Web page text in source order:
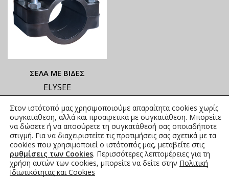
ΣΕΛΑ ΜΕ ΒΙΔΕΣ
ELYSEE
ΑΝΑΓΡΑΦΟΝΤΑΙ ΣΤΟ
ΑΝΗΡΤΗΜΕΝΟ PDF
1,54€–39,47€ συμπ. Φ.Π.Α.
Στον ιστότοπό μας χρησιμοποιούμε απαραίτητα cookies χωρίς
συγκατάθεση, αλλά και προαιρετικά με συγκατάθεση. Μπορείτε
να δώσετε ή να αποσύρετε τη συγκατάθεσή σας οποιαδήποτε
στιγμή. Για να διαχειριστείτε τις προτιμήσεις σας σχετικά με τα
cookies που χρησιμοποιεί ο ιστότοπός μας, μεταβείτε στις
ρυθμίσεις των Cookies. Περισσότερες λεπτομέρειες για τη
χρήση αυτών των cookies, μπορείτε να δείτε στην Πολιτική
Ιδιωτικότητας και Cookies